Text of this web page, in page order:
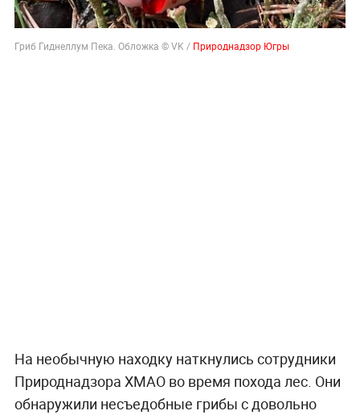
Гриб Гиднеллум Пека. Обложка © VK / Природнадзор Югры
На необычную находку наткнулись сотрудники
Природнадзора ХМАО во время похода лес. Они
обнаружили несъедобные грибы с довольно